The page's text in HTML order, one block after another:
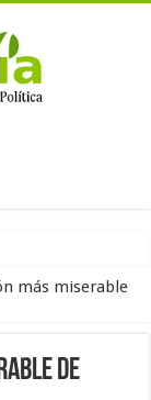
generales
más miserable
de